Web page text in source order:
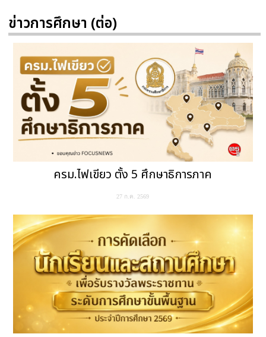
ข่าวการศึกษา (ต่อ)
ครม.ไฟเขียว ตั้ง 5 ศึกษาธิการภาค
27 ก.ค. 2569